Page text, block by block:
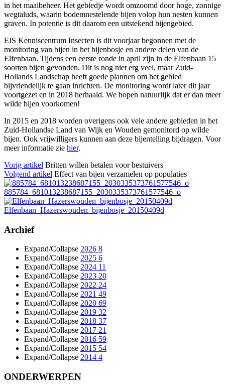
in het maaibeheer. Het gebiedje wordt omzoomd door hoge, zonnige
wegtaluds, waarin bodemnestelende bijen volop hun nesten kunnen
graven. In potentie is dit daarom een uitstekend bijengebied.
EIS Kenniscentrum Insecten is dit voorjaar begonnen met de
monitoring van bijen in het bijenbosje en andere delen van de
Elfenbaan. Tijdens een eerste ronde in april zijn in de Elfenbaan 15
soorten bijen gevonden. Dit is nog niet erg veel, maar Zuid-
Hollands Landschap heeft goede plannen om het gebied
bijvriendelijk te gaan inrichten. De monitoring wordt later dit jaar
voortgezet en in 2018 herhaald. We hopen natuurlijk dat er dan meer
wilde bijen voorkomen!
In 2015 en 2018 worden overigens ook vele andere gebieden in het
Zuid-Hollandse Land van Wijk en Wouden gemonitord op wilde
bijen. Ook vrijwilligers kunnen aan deze bijentelling bijdragen. Voor
meer informatie zie hier.
Vorig artikel Britten willen betalen voor bestuivers
Volgend artikel Effect van bijen verzamelen op populaties
885784_681013238687155_2030335373761577546_o
Elfenbaan_Hazerswouden_bijenbosje_20150409d
Archief
Expand/Collapse 2026 8
Expand/Collapse 2025 6
Expand/Collapse 2024 11
Expand/Collapse 2023 20
Expand/Collapse 2022 24
Expand/Collapse 2021 49
Expand/Collapse 2020 69
Expand/Collapse 2019 32
Expand/Collapse 2018 37
Expand/Collapse 2017 21
Expand/Collapse 2016 59
Expand/Collapse 2015 54
Expand/Collapse 2014 4
ONDERWERPEN